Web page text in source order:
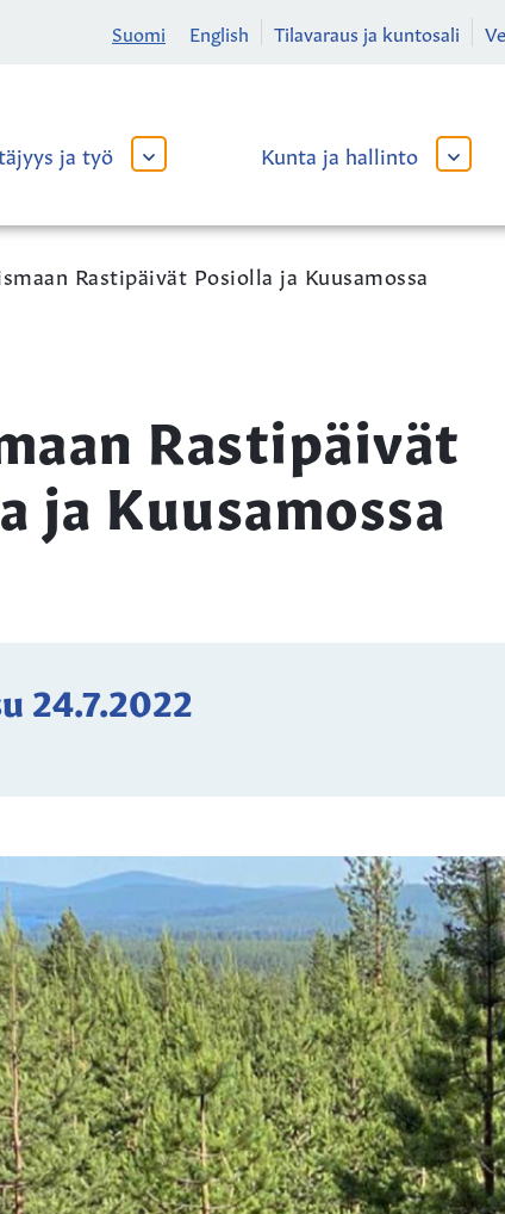
Suomi English Tilavaraus ja kuntosali
ja työ
AVAA
ALAVALIKKO
Kunta ja hallinto
AVAA
Rastipäivät Posiolla ja Kuusamossa
Rastipäivät
ja Kuusamossa
24.7.2022